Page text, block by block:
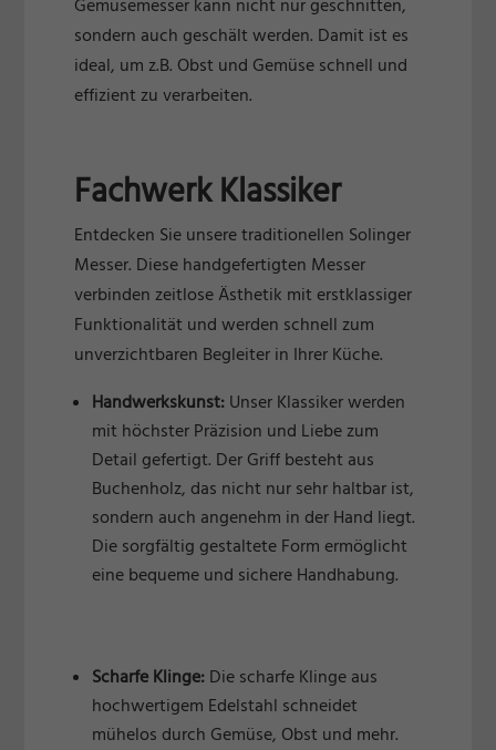
Gemüsemesser kann nicht nur geschnitten,
sondern auch geschält werden. Damit ist es
ideal, um z.B. Obst und Gemüse schnell und
effizient zu verarbeiten.
Fachwerk Klassiker
Entdecken Sie unsere traditionellen Solinger
Messer. Diese handgefertigten Messer
verbinden zeitlose Ästhetik mit erstklassiger
Funktionalität und werden schnell zum
unverzichtbaren Begleiter in Ihrer Küche.
Handwerkskunst: Unser Klassiker werden
mit höchster Präzision und Liebe zum
Detail gefertigt. Der Griff besteht aus
Buchenholz, das nicht nur sehr haltbar ist,
sondern auch angenehm in der Hand liegt.
Die sorgfältig gestaltete Form ermöglicht
eine bequeme und sichere Handhabung.
Scharfe Klinge: Die scharfe Klinge aus
hochwertigem Edelstahl schneidet
mühelos durch Gemüse, Obst und mehr.